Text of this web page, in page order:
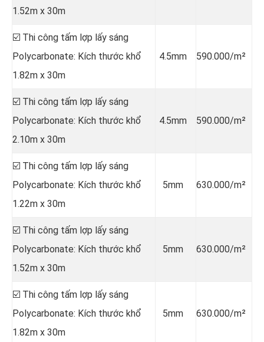
1.52m x 30m
☑️ Thi công tấm lợp lấy sáng
Polycarbonate: Kích thước khổ
1.82m x 30m
4.5mm 590.000/m²
☑️ Thi công tấm lợp lấy sáng
Polycarbonate: Kích thước khổ
2.10m x 30m
4.5mm 590.000/m²
☑️ Thi công tấm lợp lấy sáng
Polycarbonate: Kích thước khổ
1.22m x 30m
5mm 630.000/m²
☑️ Thi công tấm lợp lấy sáng
Polycarbonate: Kích thước khổ
1.52m x 30m
5mm 630.000/m²
☑️ Thi công tấm lợp lấy sáng
Polycarbonate: Kích thước khổ
1.82m x 30m
5mm 630.000/m²